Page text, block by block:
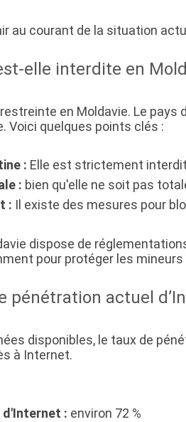
au courant de la situation
elle interdite en
en Moldavie. Le
Voici quelques points clés :
: Elle est strictement
: bien qu'elle ne soit pas
: Il existe des mesures pour
dispose de
pour protéger les
pénétration actuel
disponibles, le taux de
à Internet.
d'Internet : environ 72 %